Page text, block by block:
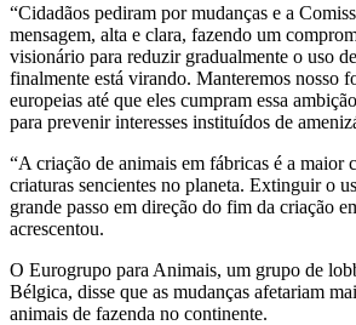
“Cidadãos pediram por mudanças e a
mensagem, alta e clara, fazendo um
visionário para reduzir gradualmente o uso
finalmente está virando. Manteremos nosso
europeias até que eles cumpram essa
para prevenir interesses instituídos de
“A criação de animais em fábricas é a maior
criaturas sencientes no planeta. Extinguir o
grande passo em direção do fim da criação
acrescentou.
O Eurogrupo para Animais, um grupo de
Bélgica, disse que as mudanças afetariam
animais de fazenda no continente.